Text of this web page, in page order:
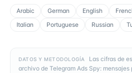
Arabic
German English
Italian
Portuguese Russian
DATOS Y METODOLOGÍA
Las cifras de
archivo de Telegram Ads Spy: